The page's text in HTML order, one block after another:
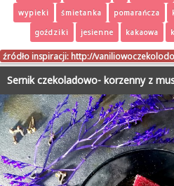
wypieki
śmietanka pomarańcza
goździki
jesienne kakaowa
źródło inspiracji: http://
Sernik czekoladowo- korzenny z